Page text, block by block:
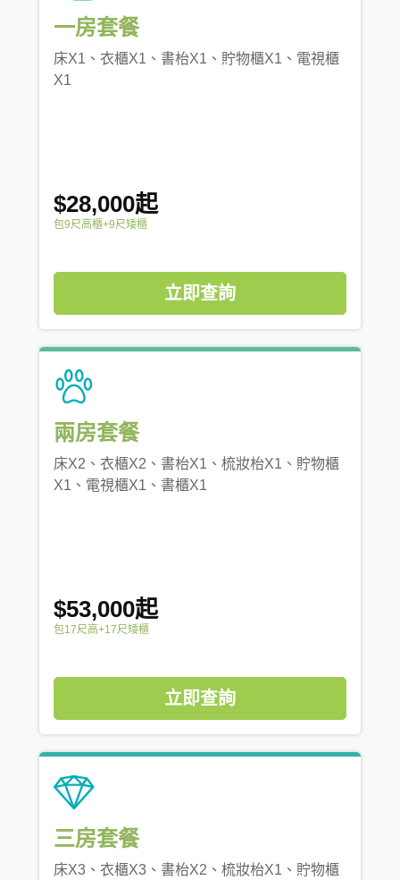
一房套餐
床X1、衣櫃X1、書枱X1、貯物櫃X1、電視櫃
X1
$28,000起
包9尺高櫃+9尺矮櫃
立即查詢
兩房套餐
床X2、衣櫃X2、書枱X1、梳妝枱X1、貯物櫃
X1、電視櫃X1、書櫃X1
$53,000起
包17尺高+17尺矮櫃
立即查詢
三房套餐
床X3、衣櫃X3、書枱X2、梳妝枱X1、貯物櫃